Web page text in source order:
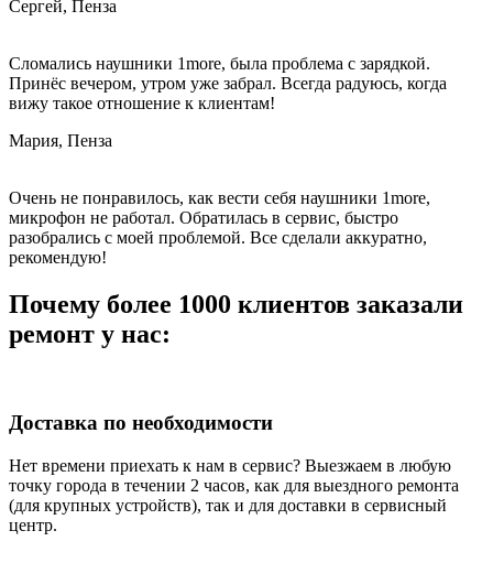
Сергей, Пенза
Сломались наушники 1more, была проблема с зарядкой.
Принёс вечером, утром уже забрал. Всегда радуюсь, когда
вижу такое отношение к клиентам!
Мария, Пенза
Очень не понравилось, как вести себя наушники 1more,
микрофон не работал. Обратилась в сервис, быстро
разобрались с моей проблемой. Все сделали аккуратно,
рекомендую!
Почему более 1000 клиентов заказали
ремонт у нас:
Доставка по необходимости
Нет времени приехать к нам в сервис? Выезжаем в любую
точку города в течении 2 часов, как для выездного ремонта
(для крупных устройств), так и для доставки в сервисный
центр.